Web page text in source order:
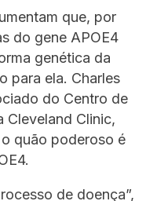
que, por
do gene APOE4
genética da
para ela. Charles
do Centro de
Cleveland Clinic,
quão poderoso é
de doença”,